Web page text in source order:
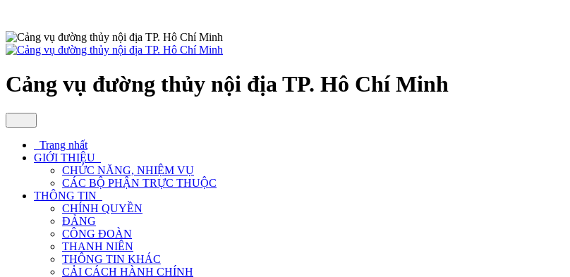
Cảng vụ đường thủy nội địa TP. Hô Chí Minh
Trang nhất
GIỚI THIỆU
CHỨC NĂNG, NHIỆM VỤ
CÁC BỘ PHẬN TRỰC THUỘC
THÔNG TIN
CHÍNH QUYỀN
ĐẢNG
CÔNG ĐOÀN
THANH NIÊN
THÔNG TIN KHÁC
CẢI CÁCH HÀNH CHÍNH